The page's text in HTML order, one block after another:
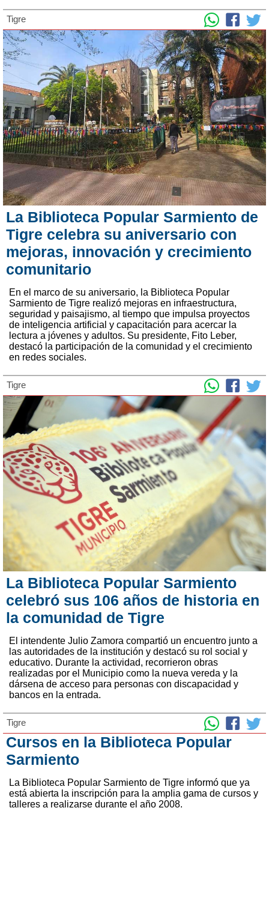
Tigre
La Biblioteca Popular Sarmiento de
Tigre celebra su aniversario con
mejoras, innovación y crecimiento
comunitario
En el marco de su aniversario, la Biblioteca Popular
Sarmiento de Tigre realizó mejoras en infraestructura,
seguridad y paisajismo, al tiempo que impulsa proyectos
de inteligencia artificial y capacitación para acercar la
lectura a jóvenes y adultos. Su presidente, Fito Leber,
destacó la participación de la comunidad y el crecimiento
en redes sociales.
Tigre
La Biblioteca Popular Sarmiento
celebró sus 106 años de historia en
la comunidad de Tigre
El intendente Julio Zamora compartió un encuentro junto a
las autoridades de la institución y destacó su rol social y
educativo. Durante la actividad, recorrieron obras
realizadas por el Municipio como la nueva vereda y la
dársena de acceso para personas con discapacidad y
bancos en la entrada.
Tigre
Cursos en la Biblioteca Popular
Sarmiento
La Biblioteca Popular Sarmiento de Tigre informó que ya
está abierta la inscripción para la amplia gama de cursos y
talleres a realizarse durante el año 2008.